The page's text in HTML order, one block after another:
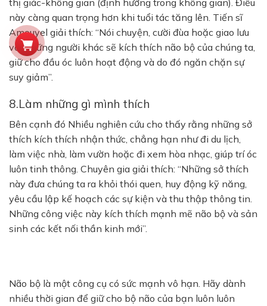
này càng quan trọng hơn khi tuổi tác tăng lên. Tiến sĩ
Amouyel giải thích: “Nói chuyện, cười đùa hoặc giao lưu
với những người khác sẽ kích thích não bộ của chúng ta,
giữ cho đầu óc luôn hoạt động và do đó ngăn chặn sự
suy giảm”.
8.Làm những gì mình thích
Bên cạnh đó Nhiều nghiên cứu cho thấy rằng những sở
thích kích thích nhận thức, chẳng hạn như đi du lịch,
làm việc nhà, làm vườn hoặc đi xem hòa nhạc, giúp trí óc
luôn tinh thông. Chuyên gia giải thích: “Những sở thích
này đưa chúng ta ra khỏi thói quen, huy động kỹ năng,
yêu cầu lập kế hoạch các sự kiện và thu thập thông tin.
Những công việc này kích thích mạnh mẽ não bộ và sản
sinh các kết nối thần kinh mới”.
Não bộ là một công cụ có sức mạnh vô hạn. Hãy dành
nhiều thời gian để giữ cho bộ não của bạn luôn luôn